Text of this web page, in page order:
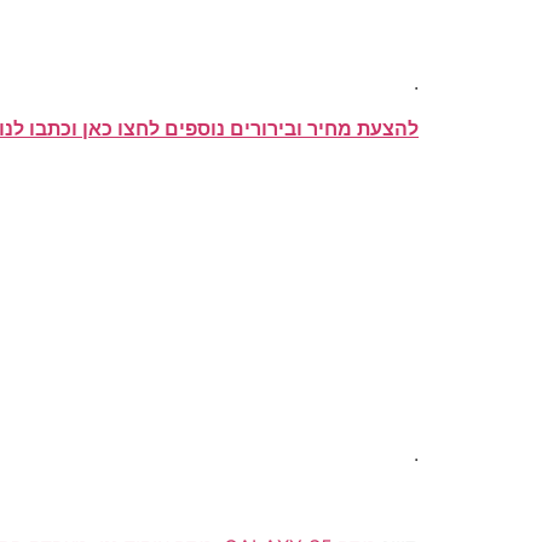
.
להצעת מחיר ובירורים נוספים לחצו כאן וכתבו
.